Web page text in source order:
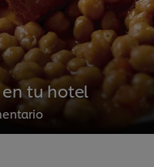
tu hotel